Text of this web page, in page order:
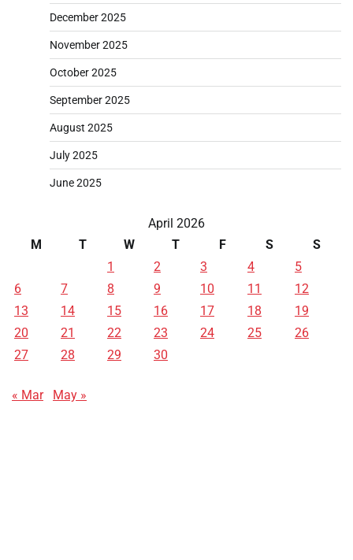
December 2025
November 2025
October 2025
September 2025
August 2025
July 2025
June 2025
April 2026
M
T W T F S
S
1
2 3 4
5
6
7 8 9 10 11
12
13
14 15 16 17 18
19
20
21 22 23 24 25
26
27
28 29 30
« Mar May »